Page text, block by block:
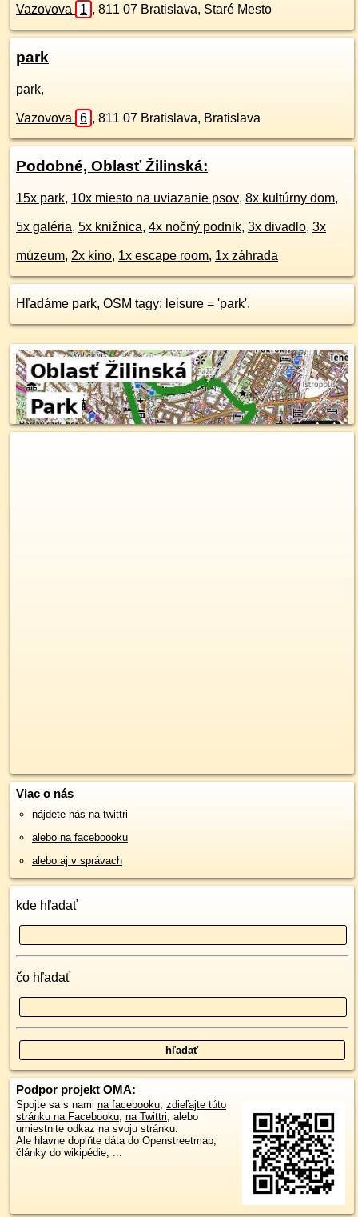
Vazovova 1 , 811 07 Bratislava, Staré Mesto
park
park,
Vazovova 6 , 811 07 Bratislava, Bratislava
Podobné, Oblasť Žilinská:
15x park, 10x miesto na uviazanie psov, 8x kultúrny dom,
5x galéria, 5x knižnica, 4x nočný podnik, 3x divadlo, 3x
múzeum, 2x kino, 1x escape room, 1x záhrada
Hľadáme park, OSM tagy: leisure = 'park'.
Viac o nás
nájdete nás na twittri
alebo na faceboooku
alebo aj v správach
kde hľadať
čo hľadať
Podpor projekt OMA:
Spojte sa s nami na facebooku, zdieľajte túto
stránku na Facebooku, na Twittri, alebo
umiestnite odkaz na svoju stránku.
Ale hlavne doplňte dáta do Openstreetmap,
články do wikipédie, ...